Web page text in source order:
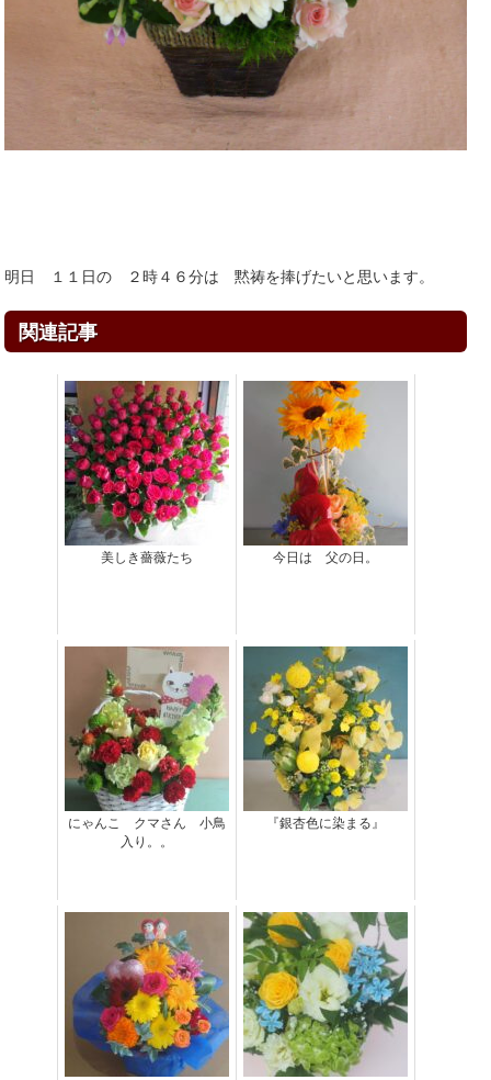
明日 １１日の ２時４６分は 黙祷を捧げたいと思います。
関連記事
美しき薔薇たち 今日は 父の日。
にゃんこ クマさん 小鳥
入り。。
『銀杏色に染まる』